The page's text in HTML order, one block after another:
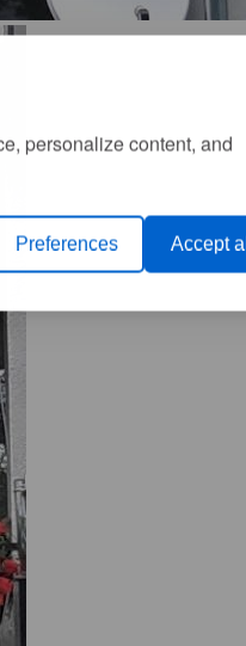
personalize content, and
Preferences Accept all